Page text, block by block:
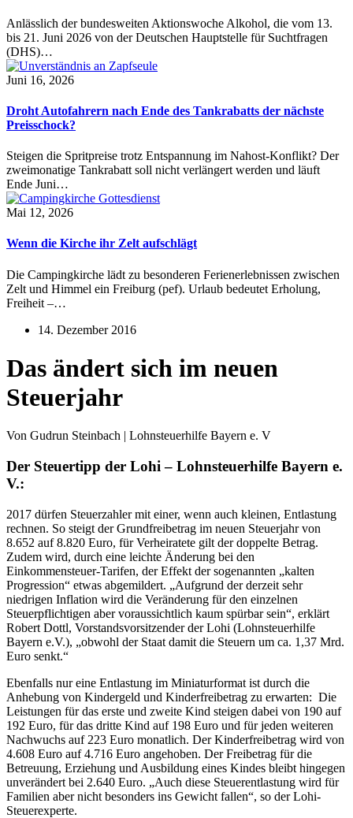
Anlässlich der bundesweiten Aktionswoche Alkohol, die vom 13.
bis 21. Juni 2026 von der Deutschen Hauptstelle für Suchtfragen
(DHS)…
Juni 16, 2026
Droht Autofahrern nach Ende des Tankrabatts der nächste
Preisschock?
Steigen die Spritpreise trotz Entspannung im Nahost-Konflikt? Der
zweimonatige Tankrabatt soll nicht verlängert werden und läuft
Ende Juni…
Mai 12, 2026
Wenn die Kirche ihr Zelt aufschlägt
Die Campingkirche lädt zu besonderen Ferienerlebnissen zwischen
Zelt und Himmel ein Freiburg (pef). Urlaub bedeutet Erholung,
Freiheit –…
14. Dezember 2016
Das ändert sich im neuen
Steuerjahr
Von Gudrun Steinbach | Lohnsteuerhilfe Bayern e. V
Der Steuertipp der Lohi – Lohnsteuerhilfe Bayern e.
V.:
2017 dürfen Steuerzahler mit einer, wenn auch kleinen, Entlastung
rechnen. So steigt der Grundfreibetrag im neuen Steuerjahr von
8.652 auf 8.820 Euro, für Verheiratete gilt der doppelte Betrag.
Zudem wird, durch eine leichte Änderung bei den
Einkommensteuer-Tarifen, der Effekt der sogenannten „kalten
Progression“ etwas abgemildert. „Aufgrund der derzeit sehr
niedrigen Inflation wird die Veränderung für den einzelnen
Steuerpflichtigen aber voraussichtlich kaum spürbar sein“, erklärt
Robert Dottl, Vorstandsvorsitzender der Lohi (Lohnsteuerhilfe
Bayern e.V.), „obwohl der Staat damit die Steuern um ca. 1,37 Mrd.
Euro senkt.“
Ebenfalls nur eine Entlastung im Miniaturformat ist durch die
Anhebung von Kindergeld und Kinderfreibetrag zu erwarten: Die
Leistungen für das erste und zweite Kind steigen dabei von 190 auf
192 Euro, für das dritte Kind auf 198 Euro und für jeden weiteren
Nachwuchs auf 223 Euro monatlich. Der Kinderfreibetrag wird von
4.608 Euro auf 4.716 Euro angehoben. Der Freibetrag für die
Betreuung, Erziehung und Ausbildung eines Kindes bleibt hingegen
unverändert bei 2.640 Euro. „Auch diese Steuerentlastung wird für
Familien aber nicht besonders ins Gewicht fallen“, so der Lohi-
Steuerexperte.